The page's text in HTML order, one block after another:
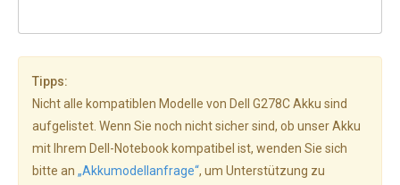
Tipps:
Nicht alle kompatiblen Modelle von Dell G278C Akku sind
aufgelistet. Wenn Sie noch nicht sicher sind, ob unser Akku
mit Ihrem Dell-Notebook kompatibel ist, wenden Sie sich
bitte an „Akkumodellanfrage“, um Unterstützung zu